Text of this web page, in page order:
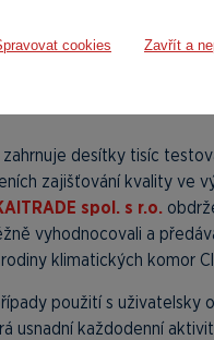
cookies Zavřít a
zahrnuje desítky tisíc
zajišťování kvality ve
spol. s r.o.
vyhodnocovali a
klimatických komor
použití s uživatelsky
usnadní každodenní